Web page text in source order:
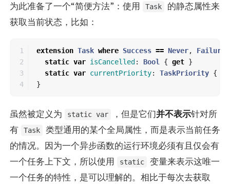
为此准备了一个“简便方法”：使用 Task
的静态属性来
获取当前状态，比如：
1
2
3
extension Task where Success == Never, Failure
static var isCancelled : Bool { get }
static var currentPriority: TaskPriority {
}
虽然被定义为 static var ，但是它们并不表示针对所
有
Task
类型通用的某个全局属性，而是表示当前任务
的情况。因为一个异步函数的运行环境必须有且仅会有
一个任务上下文，所以使用
static
变量来表示这唯一
一个任务的特性，是可以理解的。相比于每次去获取